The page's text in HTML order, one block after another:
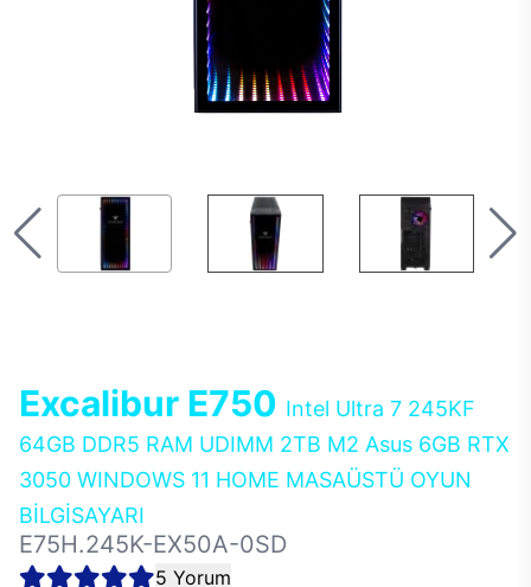
Excalibur E750 Intel Ultra 7 245KF
64GB DDR5 RAM UDIMM 2TB M2 Asus 6GB RTX
3050 WINDOWS 11 HOME MASAÜSTÜ OYUN
BİLGİSAYARI
E75H.245K-EX50A-0SD
5 Yorum